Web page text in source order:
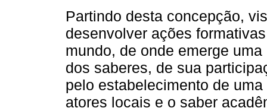
Partindo desta concepção,
desenvolver ações
mundo, de onde emerge
dos saberes, de sua
pelo estabelecimento de
atores locais e o saber